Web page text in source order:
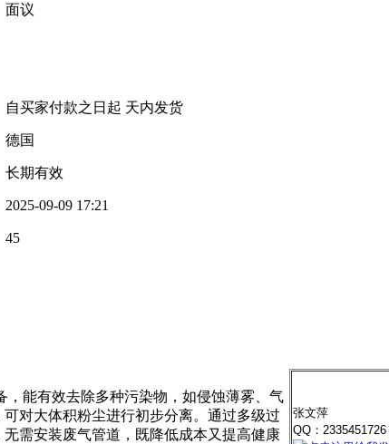
面议
自买家付款之日起 天内发货
德国
长期有效
2025-09-09 17:21
45
张文萍
QQ：2335451726
，能有效去除多种污染物，如侵蚀薄雾、气
对大体积粉尘进行初步分离。通过多级过
需安装废气管道，既降低成本又提高健康